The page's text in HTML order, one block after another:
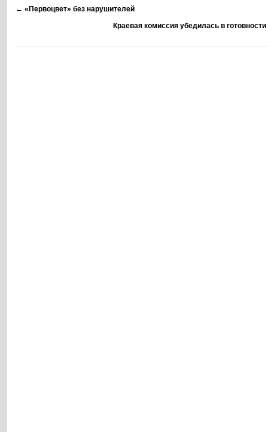
← «Первоцвет» без нарушителей
Краевая комиссия убедилась в